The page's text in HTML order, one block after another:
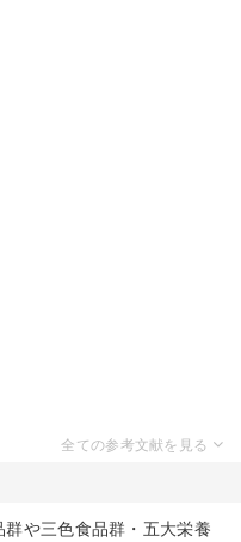
や三色食品群・五大栄養